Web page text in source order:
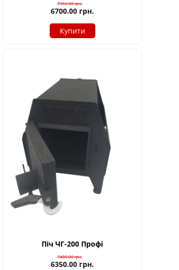
7950.00грн.
6700.00 грн.
Купити
Піч ЧГ-200 Профі
7480.00грн.
6350.00 грн.